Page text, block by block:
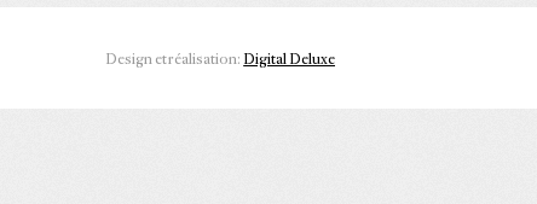
Design et réalisation: Digital Deluxe